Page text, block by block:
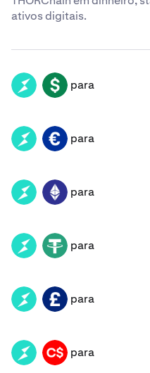
ativos digitais.
RUNE USD para
RUNE EUR para
RUNE ETH para
RUNE USDT para
RUNE GBP para
RUNE CAD para